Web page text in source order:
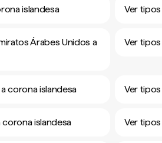
islandesa Ver
Árabes Unidos a
Ver
corona islandesa Ver
islandesa Ver